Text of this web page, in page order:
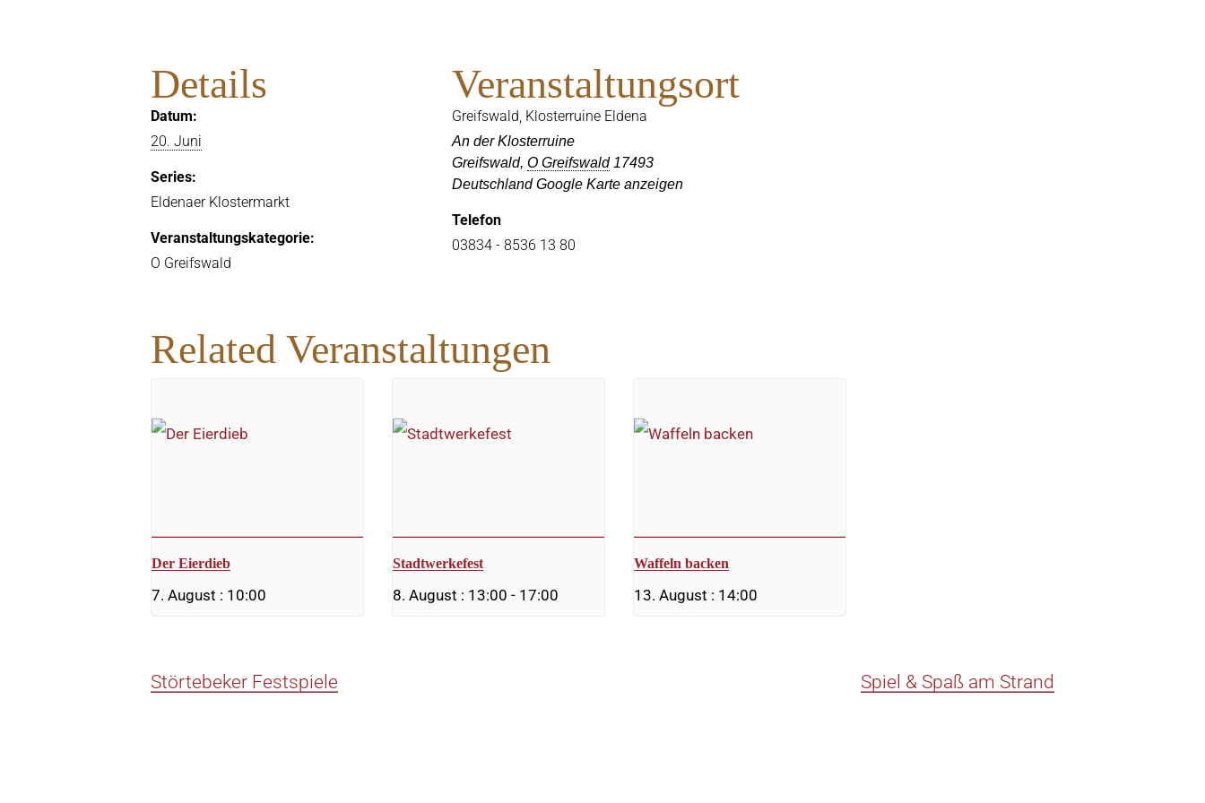
Details
Datum:
20. Juni
Series:
Eldenaer Klostermarkt
Veranstaltungskategorie:
O Greifswald
Veranstaltungsort
Greifswald, Klosterruine Eldena
An der Klosterruine
Greifswald, O Greifswald 17493
Deutschland Google Karte anzeigen
Telefon
03834 - 8536 13 80
Related Veranstaltungen
Der Eierdieb
7. August : 10:00
Stadtwerkefest
8. August : 13:00 - 17:00
Waffeln backen
13. August : 14:00
Störtebeker Festspiele Spiel & Spaß am Strand